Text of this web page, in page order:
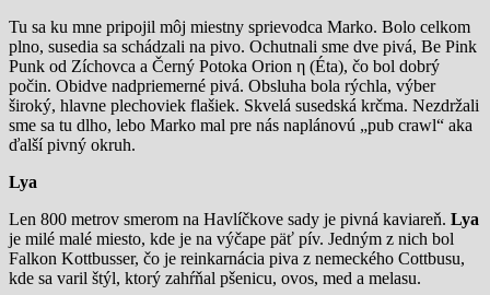
Tu sa ku mne pripojil môj miestny sprievodca Marko. Bolo celkom
plno, susedia sa schádzali na pivo. Ochutnali sme dve pivá, Be Pink
Punk od Zíchovca a Černý Potoka Orion η (Éta), čo bol dobrý
počin. Obidve nadpriemerné pivá. Obsluha bola rýchla, výber
široký, hlavne plechoviek flašiek. Skvelá susedská krčma. Nezdržali
sme sa tu dlho, lebo Marko mal pre nás naplánovú „pub crawl“ aka
ďalší pivný okruh.
Lya
Len 800 metrov smerom na Havlíčkove sady je pivná kaviareň. Lya
je milé malé miesto, kde je na výčape päť pív. Jedným z nich bol
Falkon Kottbusser, čo je reinkarnácia piva z nemeckého Cottbusu,
kde sa varil štýl, ktorý zahŕňal pšenicu, ovos, med a melasu.